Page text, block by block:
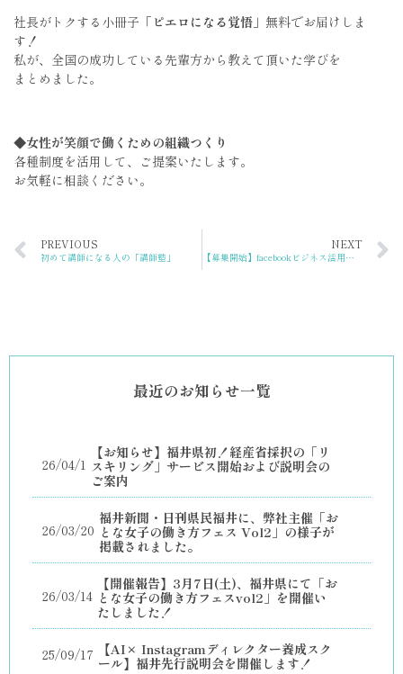
社長がトクする小冊子 「ピエロになる覚悟」 無料でお届けしま
す！
私が、全国の成功している先輩方から教えて頂いた学びを
まとめました。
◆女性が笑顔で働くための組織つくり
各種制度を活用して、ご提案いたします。
お気軽に相談ください。
PREVIOUS
初めて講師になる人の「講師塾」
NEXT
【募集開始】facebookビジネス活用講座 延べ100人以上の女性が参加（女性限定）
最近のお知らせ一覧
26/04/1
【お知らせ】福井県初！経産省採択の「リ
スキリング」サービス開始および説明会の
ご案内
26/03/20
福井新聞・日刊県民福井に、弊社主催「お
とな女子の働き方フェス Vol2」の様子が
掲載されました。
26/03/14
【開催報告】3月7日(土)、福井県にて「お
とな女子の働き方フェスvol2」を開催い
たしました！
25/09/17
【AI× Instagramディレクター養成スク
ール】福井先行説明会を開催します！